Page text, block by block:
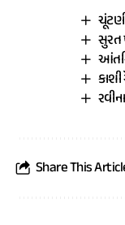
સુરત
Share This